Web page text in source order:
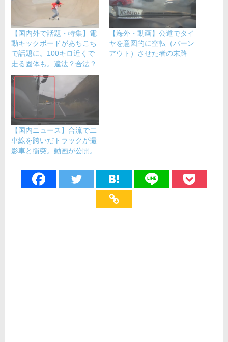
【国内外で話題・特集】電
動キックボードがあちこち
で話題に。100キロ近くで
走る固体も。違法？合法？
【海外・動画】公道でタイ
ヤを意図的に空転（バーン
アウト）させた者の末路
【国内ニュース】合流で二
車線を跨いだトラックが撮
影車と衝突。動画が公開。